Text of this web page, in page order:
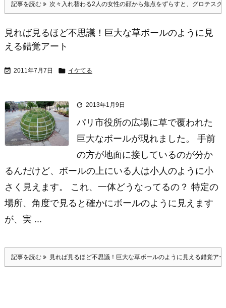
記事を読む 次々入れ替わる2人の女性の顔から焦点をずらすと、グロテスク
見れば見るほど不思議！巨大な草ボールのように見
える錯覚アート
 2011年7月7日  イケてる
 2013年1月9日
パリ市役所の広場に草で覆われた
巨大なボールが現れました。 手前
の方が地面に接しているのが分か
るんだけど、ボールの上にいる人は小人のように小
さく見えます。 これ、一体どうなってるの？ 特定の
場所、角度で見ると確かにボールのように見えます
が、実 ...
記事を読む 見れば見るほど不思議！巨大な草ボールのように見える錯覚ア